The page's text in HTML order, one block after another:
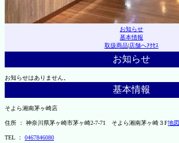
お知らせ
基本情報
取扱商品|店舗へｱｸｾｽ
お知らせ
お知らせはありません。
基本情報
そよら湘南茅ヶ崎店
住所 ： 神奈川県茅ヶ崎市茅ヶ崎2‐7‐71 そよら湘南茅ヶ崎３F地図
TEL ： 0467846080